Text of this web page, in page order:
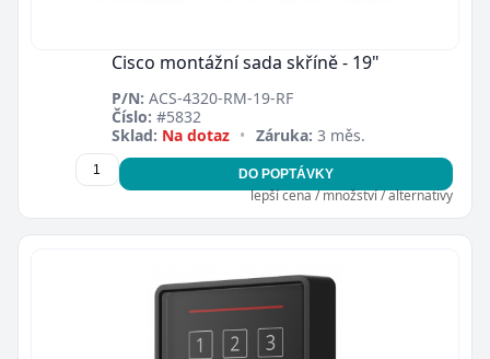
Cisco montážní sada skříně - 19"
P/N: ACS-4320-RM-19-RF
Číslo: #5832
Sklad: Na dotaz • Záruka: 3 měs.
DO POPTÁVKY
lepší cena / množství / alternativy